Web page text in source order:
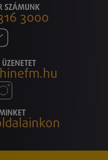
SZÁMUNK
3000
ÜZENETET